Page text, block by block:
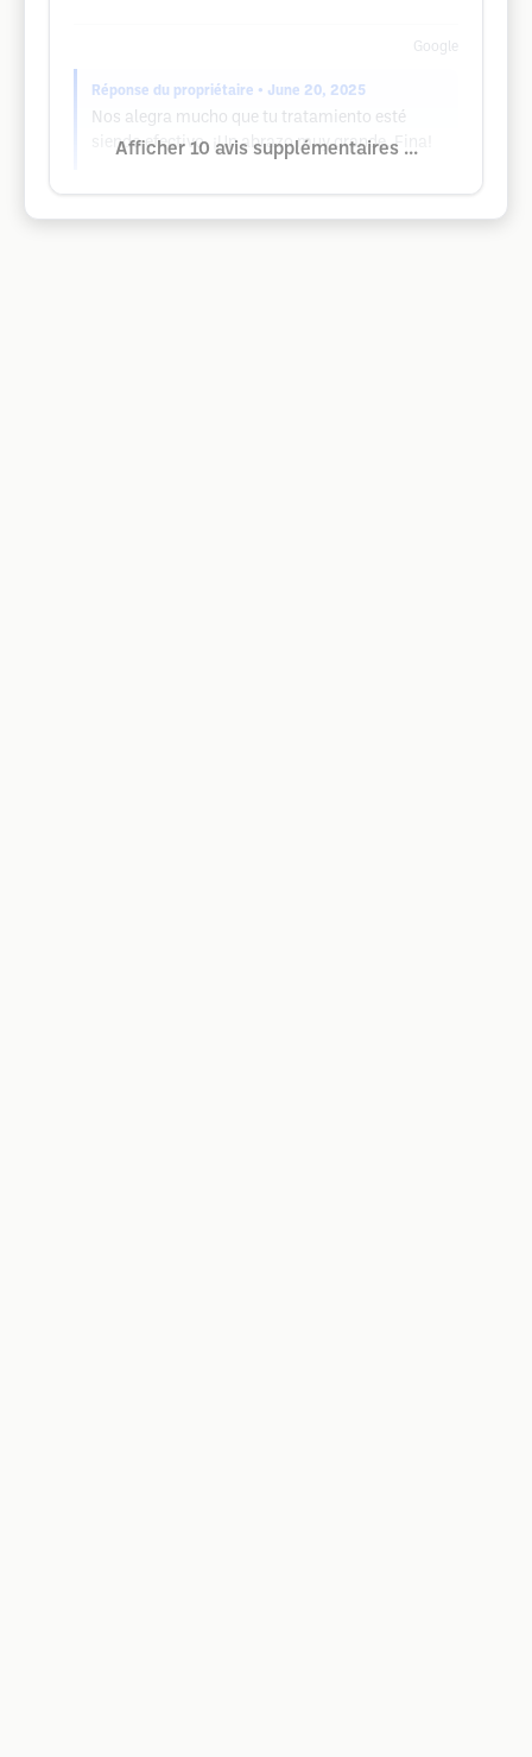
Google
Réponse du propriétaire • June 20, 2025
Nos alegra mucho que tu tratamiento esté
siendo efectivo. ¡Un abrazo muy grande, Fina!
Afficher 10 avis supplémentaires ...